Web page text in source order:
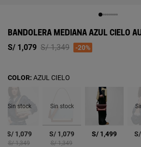
BANDOLERA MEDIANA AZUL CIELO
S/ 1,079 Price reduced from
S/ 1,349to-20%
from
Sin stock
S/ 1,079
Price reduced from
S/ 1,349to
Sin stock
seleccionado
S/ 1,079
Price reduced from
S/ 1,349to
S/ 1,499
COLOR: AZUL CIELO